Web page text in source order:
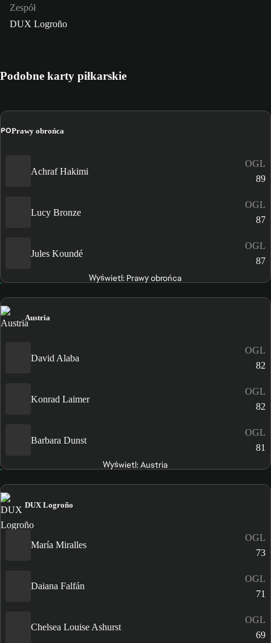
Zespół
DUX Logroño
Podobne karty piłkarskie
POPrawy obrońca
Achraf Hakimi
OGL
89
Lucy Bronze
OGL
87
Jules Koundé
OGL
87
Wyświetl: Prawy obrońca
Austria
David Alaba
OGL
82
Konrad Laimer
OGL
82
Barbara Dunst
OGL
81
Wyświetl: Austria
DUX Logroño
María Miralles
OGL
73
Daiana Falfán
OGL
71
Chelsea Louise Ashurst
OGL
69